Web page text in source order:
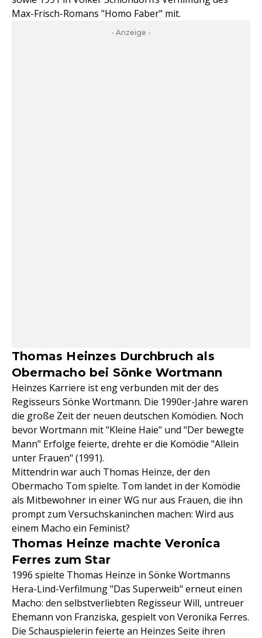
Max-Frisch-Romans "Homo Faber" mit.
- Anzeige -
Thomas Heinzes Durchbruch als
Obermacho bei Sönke Wortmann
Heinzes Karriere ist eng verbunden mit der des
Regisseurs Sönke Wortmann. Die 1990er-Jahre waren
die große Zeit der neuen deutschen Komödien. Noch
bevor Wortmann mit "Kleine Haie" und "Der bewegte
Mann" Erfolge feierte, drehte er die Komödie "Allein
unter Frauen" (1991).
Mittendrin war auch Thomas Heinze, der den
Obermacho Tom spielte. Tom landet in der Komödie
als Mitbewohner in einer WG nur aus Frauen, die ihn
prompt zum Versuchskaninchen machen: Wird aus
einem Macho ein Feminist?
Thomas Heinze machte Veronica
Ferres zum Star
1996 spielte Thomas Heinze in Sönke Wortmanns
Hera-Lind-Verfilmung "Das Superweib" erneut einen
Macho: den selbstverliebten Regisseur Will, untreuer
Ehemann von Franziska, gespielt von Veronika Ferres.
Die Schauspielerin feierte an Heinzes Seite ihren